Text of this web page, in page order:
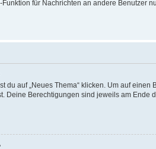
für Nachrichten an andere
du auf „Neues Thema“ klicken. Um auf
Berechtigungen sind jeweils am Ende